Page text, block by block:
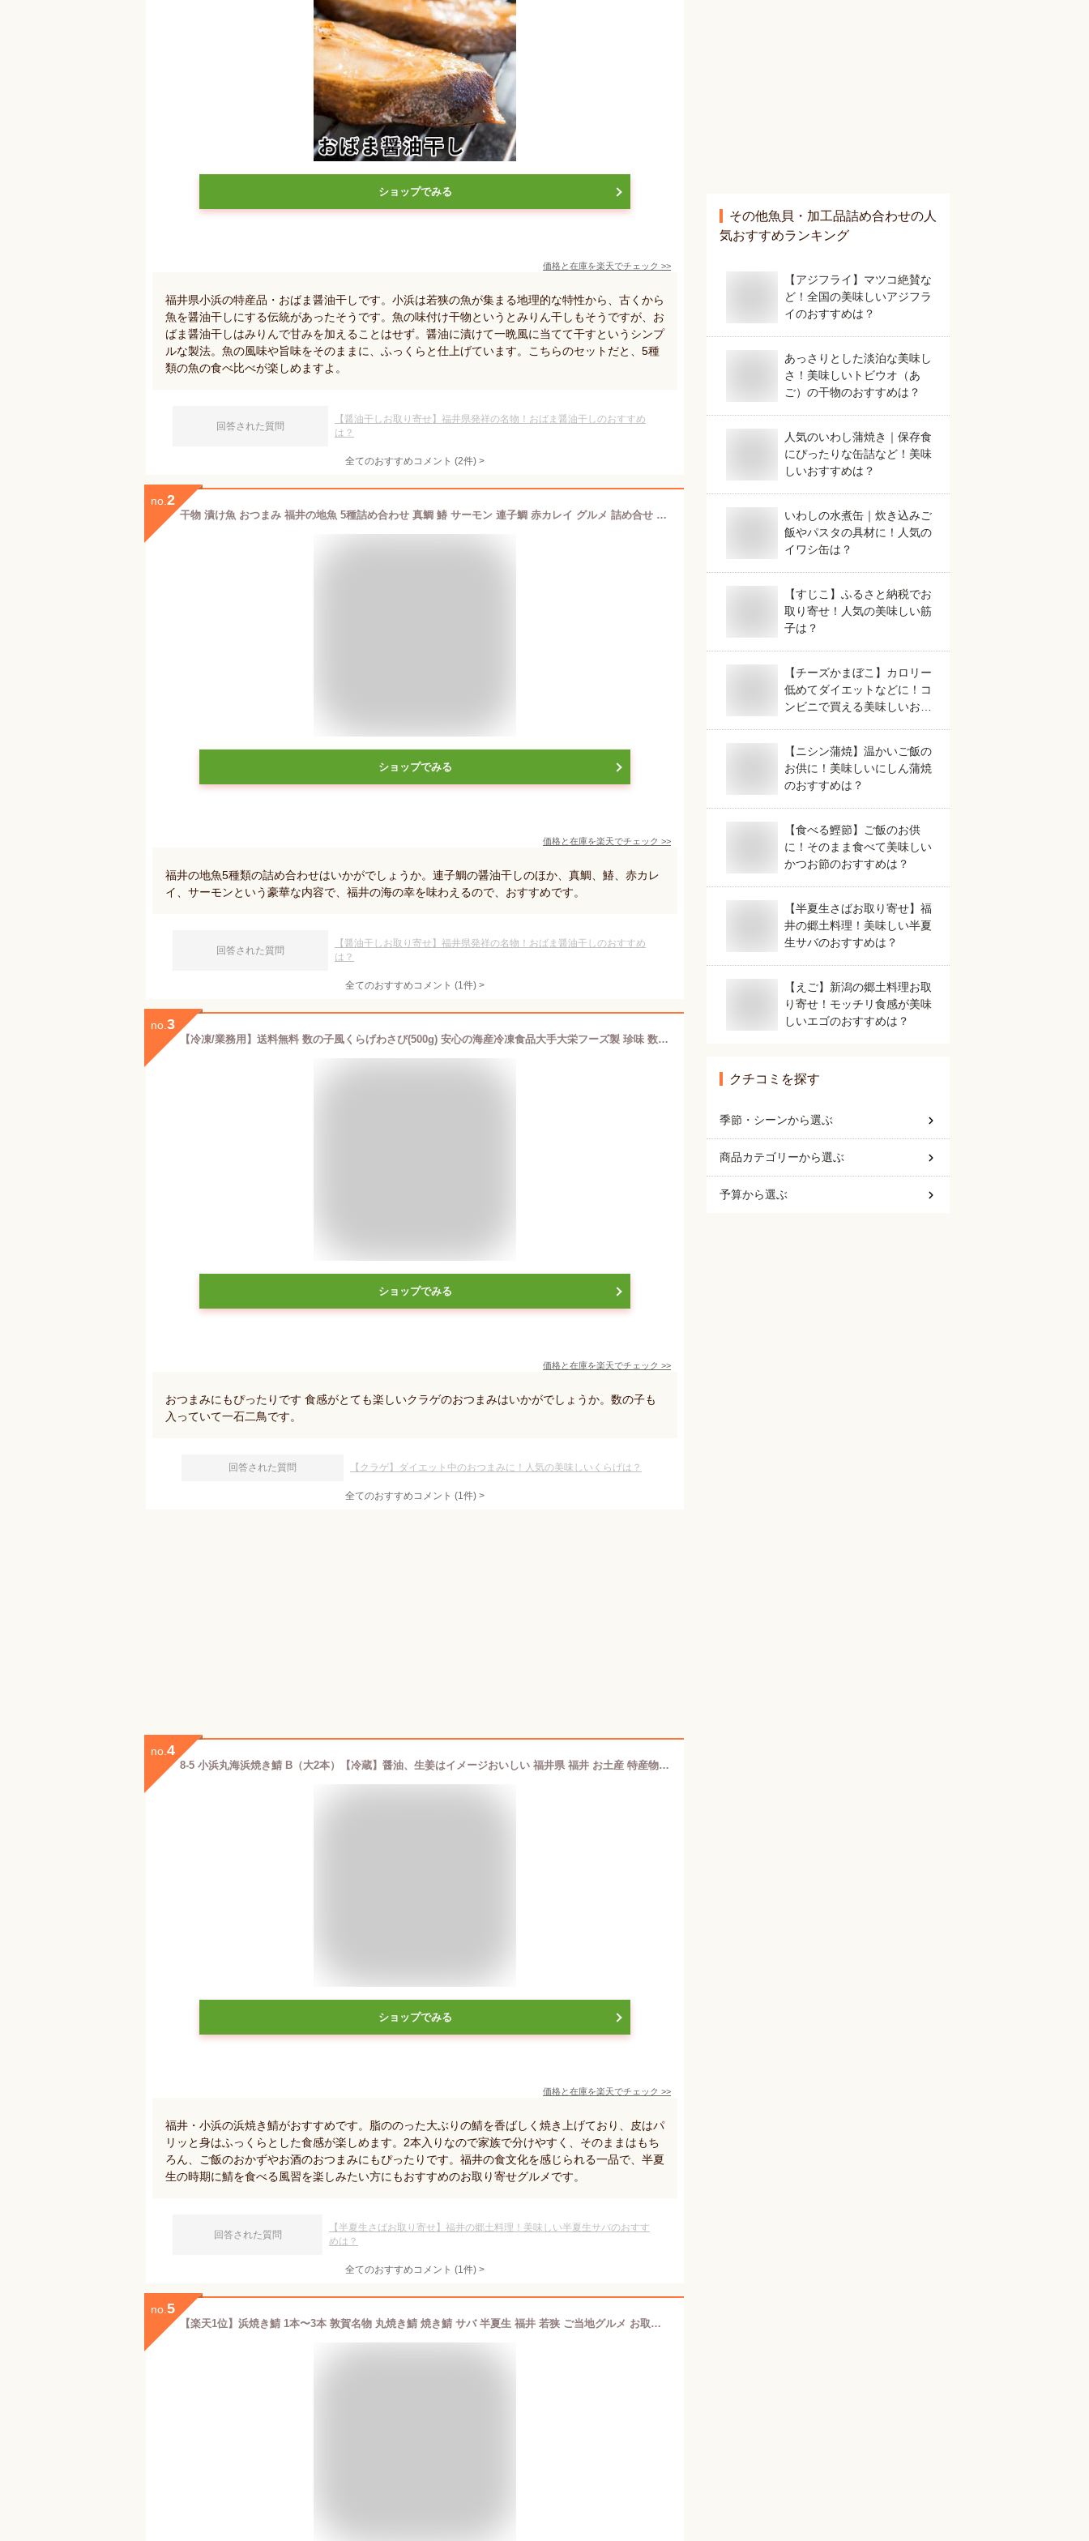
ショップでみる
価格と在庫を楽天でチェック >>
福井県小浜の特産品・おばま醤油干しです。小浜は若狭の魚が集まる地理的な特性から、古くから
魚を醤油干しにする伝統があったそうです。魚の味付け干物というとみりん干しもそうですが、お
ばま醤油干しはみりんで甘みを加えることはせず。醤油に漬けて一晩風に当てて干すというシンプ
ルな製法。魚の風味や旨味をそのままに、ふっくらと仕上げています。こちらのセットだと、5種
類の魚の食べ比べが楽しめますよ。
回答された質問
【醤油干しお取り寄せ】福井県発祥の名物！おばま醤油干しのおすすめ
は？
全てのおすすめコメント (2件) >
no. 2
干物 漬け魚 おつまみ 福井の地魚 5種詰め合わせ 真鯛 鰆 サーモン 連子鯛 赤カレイ グルメ 詰め合せ 魚 セット 海鮮 干物セット 魚セット 一夜干し 贈答品 海鮮ギフトセット ご飯のおかず 海鮮セット ギフト プレゼント 父の日
ショップでみる
価格と在庫を楽天でチェック >>
福井の地魚5種類の詰め合わせはいかがでしょうか。連子鯛の醤油干しのほか、真鯛、鰆、赤カレ
イ、サーモンという豪華な内容で、福井の海の幸を味わえるので、おすすめです。
回答された質問
【醤油干しお取り寄せ】福井県発祥の名物！おばま醤油干しのおすすめ
は？
全てのおすすめコメント (1件) >
no. 3
【冷凍/業務用】送料無料 数の子風くらげわさび(500g) 安心の海産冷凍食品大手大栄フーズ製 珍味 数の子 クラゲ おつまみ 酒粕 麹 わさび wasabi 山葵 ワサビ ご飯のお供 おかず 付け合わせ お通し 居酒屋 メニュー おせち おせち料理 パーティー 前菜 オードブル
ショップでみる
価格と在庫を楽天でチェック >>
おつまみにもぴったりです 食感がとても楽しいクラゲのおつまみはいかがでしょうか。数の子も
入っていて一石二鳥です。
回答された質問 【クラゲ】ダイエット中のおつまみに！人気の美味しいくらげは？
全てのおすすめコメント (1件) >
no. 4
8-5 小浜丸海浜焼き鯖 B（大2本）【冷蔵】醤油、生姜はイメージおいしい 福井県 福井 お土産 特産物贈り物 中元 お中元 贈答
ショップでみる
価格と在庫を楽天でチェック >>
福井・小浜の浜焼き鯖がおすすめです。脂ののった大ぶりの鯖を香ばしく焼き上げており、皮はパ
リッと身はふっくらとした食感が楽しめます。2本入りなので家族で分けやすく、そのままはもち
ろん、ご飯のおかずやお酒のおつまみにもぴったりです。福井の食文化を感じられる一品で、半夏
生の時期に鯖を食べる風習を楽しみたい方にもおすすめのお取り寄せグルメです。
回答された質問
【半夏生さばお取り寄せ】福井の郷土料理！美味しい半夏生サバのおすす
めは？
全てのおすすめコメント (1件) >
no. 5
【楽天1位】浜焼き鯖 1本〜3本 敦賀名物 丸焼き鯖 焼き鯖 サバ 半夏生 福井 若狭 ご当地グルメ お取り寄せ ギフト 送料無料 冷凍 えつすい【動画あり】【おかず・おつまみ・海鮮】★
その他魚貝・加工品詰め合わせの人
気おすすめランキング
【アジフライ】マツコ絶賛な
ど！全国の美味しいアジフラ
イのおすすめは？
あっさりとした淡泊な美味し
さ！美味しいトビウオ（あ
ご）の干物のおすすめは？
人気のいわし蒲焼き｜保存食
にぴったりな缶詰など！美味
しいおすすめは？
いわしの水煮缶｜炊き込みご
飯やパスタの具材に！人気の
イワシ缶は？
【すじこ】ふるさと納税でお
取り寄せ！人気の美味しい筋
子は？
【チーズかまぼこ】カロリー
低めてダイエットなどに！コ
ンビニで買える美味しいおす
【ニシン蒲焼】温かいご飯の
お供に！美味しいにしん蒲焼
のおすすめは？
【食べる鰹節】ご飯のお供
に！そのまま食べて美味しい
かつお節のおすすめは？
【半夏生さばお取り寄せ】福
井の郷土料理！美味しい半夏
生サバのおすすめは？
【えご】新潟の郷土料理お取
り寄せ！モッチリ食感が美味
しいエゴのおすすめは？
クチコミを探す
季節・シーンから選ぶ
商品カテゴリーから選ぶ
予算から選ぶ